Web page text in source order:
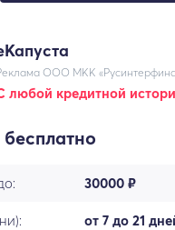
ООО МКК
любой кредитной
30000 ₽
от 7 до 21